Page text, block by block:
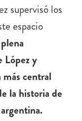
supervisó los
espacio
López y
central
la historia de